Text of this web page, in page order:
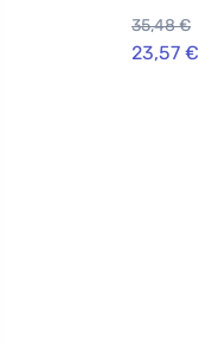
35,48 €
23,57 €